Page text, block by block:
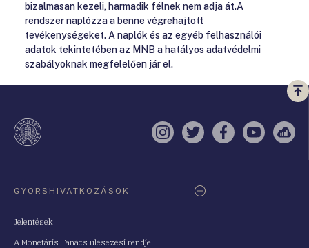
bizalmasan kezeli, harmadik félnek nem adja át.A
rendszer naplózza a benne végrehajtott
tevékenységeket. A naplók és az egyéb felhasználói
adatok tekintetében az MNB a hatályos adatvédelmi
szabályoknak megfelelően jár el.
a
Instagram
TwitterFacebook
YouTube
GYORSHIVATKOZÁSOK
Jelentések
A Monetáris Tanács ülésezési rendje